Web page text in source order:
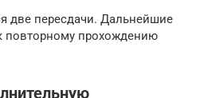
две пересдачи. Дальнейшие
повторному прохождению